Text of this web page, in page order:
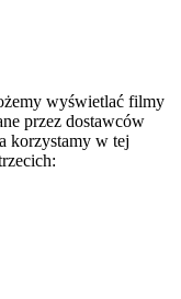
wyświetlać filmy
przez dostawców
korzystamy w tej